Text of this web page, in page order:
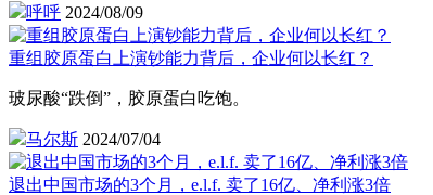
呼呼 2024/08/09
重组胶原蛋白上演钞能力背后，企业何以长红？
玻尿酸“跌倒”，胶原蛋白吃饱。
马尔斯 2024/07/04
退出中国市场的3个月，e.l.f. 卖了16亿、净利涨3倍